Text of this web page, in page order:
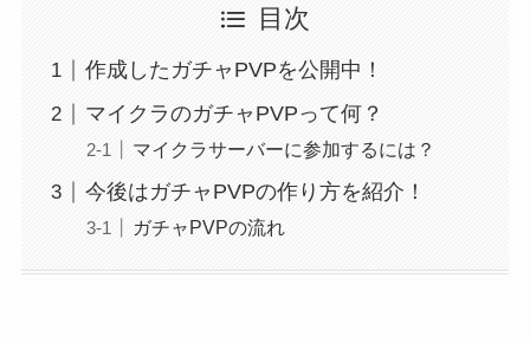
目次
作成したガチャPVPを公開中！
マイクラのガチャPVPって何？
マイクラサーバーに参加するには？
今後はガチャPVPの作り方を紹介！
ガチャPVPの流れ